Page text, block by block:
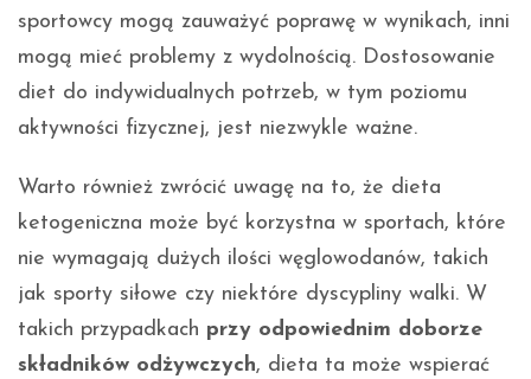
sportowcy mogą zauważyć poprawę w wynikach, inni
mogą mieć problemy z wydolnością. Dostosowanie
diet do indywidualnych potrzeb, w tym poziomu
aktywności fizycznej, jest niezwykle ważne.
Warto również zwrócić uwagę na to, że dieta
ketogeniczna może być korzystna w sportach, które
nie wymagają dużych ilości węglowodanów, takich
jak sporty siłowe czy niektóre dyscypliny walki. W
takich przypadkach przy odpowiednim doborze
składników odżywczych, dieta ta może wspierać